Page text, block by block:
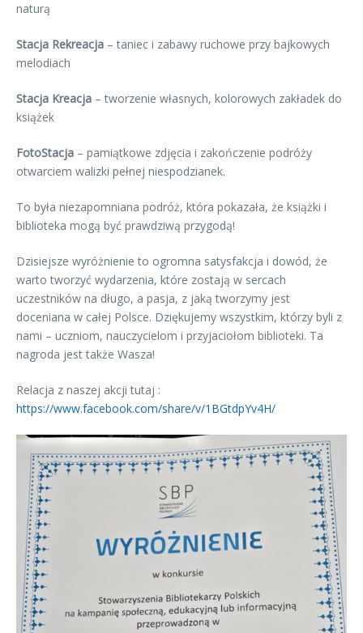
naturą
Stacja Rekreacja – taniec i zabawy ruchowe przy bajkowych
melodiach
Stacja Kreacja – tworzenie własnych, kolorowych zakładek do
książek
FotoStacja – pamiątkowe zdjęcia i zakończenie podróży
otwarciem walizki pełnej niespodzianek.
To była niezapomniana podróż, która pokazała, że książki i
biblioteka mogą być prawdziwą przygodą!
Dzisiejsze wyróżnienie to ogromna satysfakcja i dowód, że
warto tworzyć wydarzenia, które zostają w sercach
uczestników na długo, a pasja, z jaką tworzymy jest
doceniana w całej Polsce. Dziękujemy wszystkim, którzy byli z
nami – uczniom, nauczycielom i przyjaciołom biblioteki. Ta
nagroda jest także Wasza!
Relacja z naszej akcji tutaj :
https://www.facebook.com/share/v/1BGtdpYv4H/